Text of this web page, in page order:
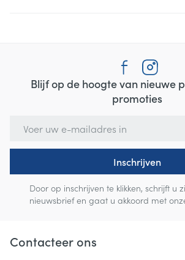
Blijf op de hoogte van nieuwe
promoties
Inschrijven
Door op inschrijven te klikken, schrijft u
nieuwsbrief en gaat u akkoord met
Contacteer ons